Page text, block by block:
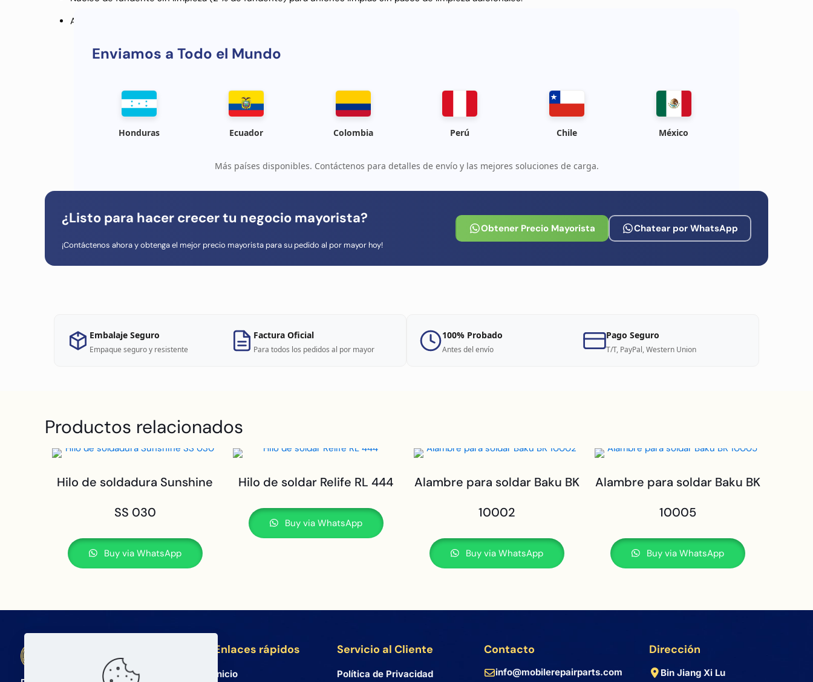
Adecuado para placas de circuito impreso de teléfonos móviles, cables de componentes y reparaciones electrónicas delicadas.
Enviamos a Todo el Mundo
Honduras Ecuador Colombia Perú Chile México
Más países disponibles. Contáctenos para detalles de envío y las mejores soluciones de carga.
¿Listo para hacer crecer tu negocio mayorista?
¡Contáctenos ahora y obtenga el mejor precio mayorista para su pedido al por mayor hoy!
Obtener Precio Mayorista Chatear por WhatsApp
Embalaje Seguro
Empaque seguro y resistente
Factura Oficial
Para todos los pedidos al por mayor
100% Probado
Antes del envío
Pago Seguro
T/T, PayPal, Western Union
Productos relacionados
Hilo de soldadura Sunshine
SS 030
Buy via WhatsApp
Hilo de soldar Relife RL 444
Buy via WhatsApp
Alambre para soldar Baku BK
10002
Buy via WhatsApp
Alambre para soldar Baku BK
10005
Buy via WhatsApp
BETA Electronic Co LTD Enlaces rápidos
Inicio
Servicio al Cliente
Política de Privacidad
Contacto
info@mobilerepairparts.com
Dirección
Bin Jiang Xi Lu